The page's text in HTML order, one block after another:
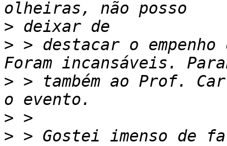
>
> > destacar o
> > também ao Prof.
>
> > Gostei imenso de